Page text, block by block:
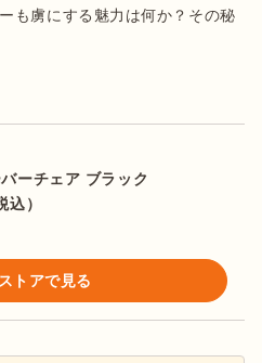
も虜にする魅力は何か？その秘
ーチェア ブラック
込）
トアで見る